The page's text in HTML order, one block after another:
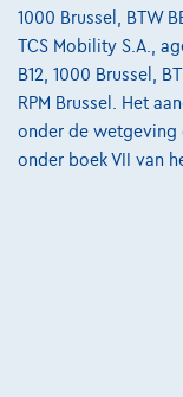
1000 Brussel, BTW
TCS Mobility S.A.,
B12, 1000 Brussel,
RPM Brussel. Het
onder de wetgeving
onder boek VII van
Algemene
Privacyverklaring
Cookiebeleid